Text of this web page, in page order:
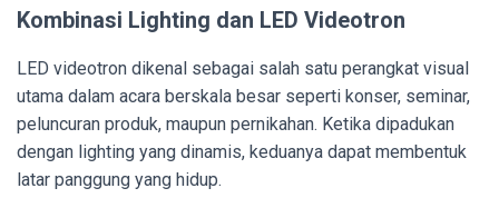
Kombinasi Lighting dan LED Videotron
LED videotron dikenal sebagai salah satu perangkat visual
utama dalam acara berskala besar seperti konser, seminar,
peluncuran produk, maupun pernikahan. Ketika dipadukan
dengan lighting yang dinamis, keduanya dapat membentuk
latar panggung yang hidup.